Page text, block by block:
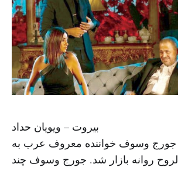
بیروت – ویویان حداد
جورج وسوف خواننده معروف عرب به
روانه بازار شد. جورج وسوف چند